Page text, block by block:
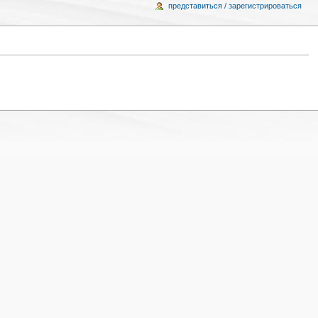
представиться / зарегистрироваться